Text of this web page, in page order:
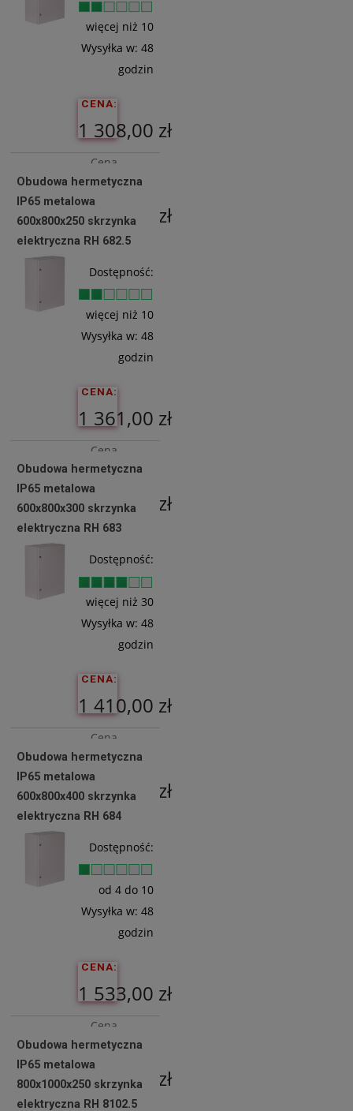
więcej niż 10
Wysyłka w: 48
godzin
CENA:
1 308,00 zł
Cena
netto:
1 063,41 zł
Do
Obudowa hermetyczna
IP65 metalowa
600x800x250 skrzynka
elektryczna RH 682.5
Dostępność:
więcej niż 10
Wysyłka w: 48
godzin
CENA:
1 361,00 zł
Cena
netto:
1 106,50 zł
Do
Obudowa hermetyczna
IP65 metalowa
600x800x300 skrzynka
elektryczna RH 683
Dostępność:
więcej niż 30
Wysyłka w: 48
godzin
CENA:
1 410,00 zł
Cena
netto:
1 146,34 zł
Do
Obudowa hermetyczna
IP65 metalowa
600x800x400 skrzynka
elektryczna RH 684
Dostępność:
od 4 do 10
Wysyłka w: 48
godzin
CENA:
1 533,00 zł
Cena
netto:
1 246,34 zł
Obudowa hermetyczna
IP65 metalowa
800x1000x250 skrzynka
elektryczna RH 8102.5